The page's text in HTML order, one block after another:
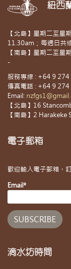
紐西
【北島】星期二至
11.30am；每週日共
【南島】星期二至星
-
服務專線 : +64 9
傳真電話 : +64 9
Email:
【北島】16
【南島】2
電子郵箱
歡迎輸入電子郵箱，
Email*
滴水坊時間